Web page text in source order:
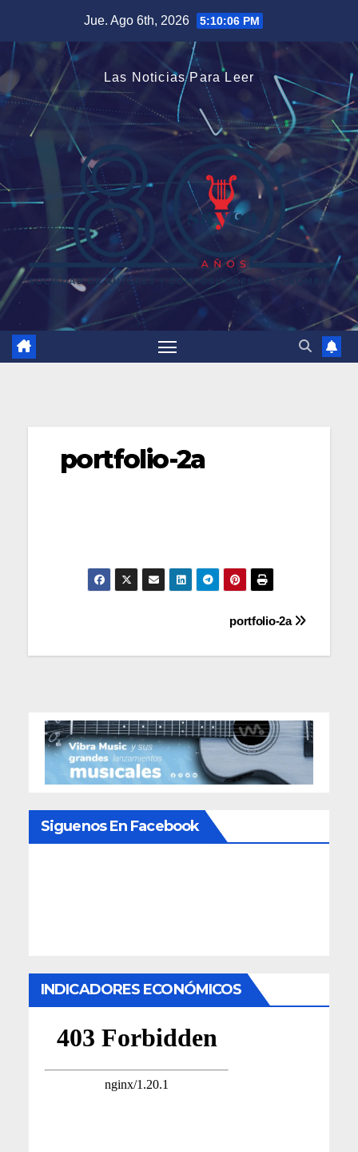
contenido
Jue. Ago 6th, 2026 5:10:07 PM
Las Noticias Para Leer
portfolio-2a
de
portfolio-2a
Siguenos En Facebook
INDICADORES ECONÓMICOS